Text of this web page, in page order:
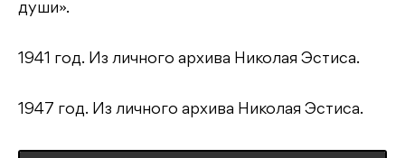
души».
1941 год. Из личного архива Николая Эстиса.
1947 год. Из личного архива Николая Эстиса.